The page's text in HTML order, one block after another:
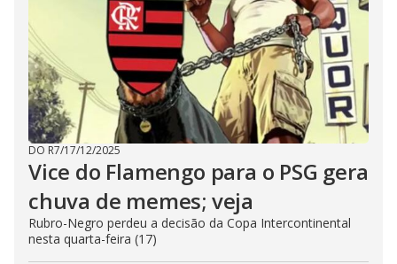
DO R7/17/12/2025
Vice do Flamengo para o PSG gera
chuva de memes; veja
Rubro-Negro perdeu a decisão da Copa Intercontinental
nesta quarta-feira (17)